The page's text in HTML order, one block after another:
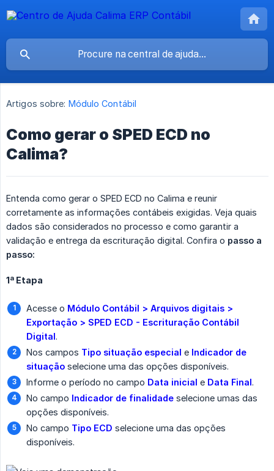
Artigos sobre: Módulo Contábil
Como gerar o SPED ECD no
Calima?
Entenda como gerar o SPED ECD no Calima e reunir
corretamente as informações contábeis exigidas. Veja quais
dados são considerados no processo e como garantir a
validação e entrega da escrituração digital. Confira o passo a
passo:
1ª Etapa
Acesse o Módulo Contábil > Arquivos digitais >
Exportação > SPED ECD - Escrituração Contábil
Digital.
Nos campos Tipo situação especial e Indicador de
situação selecione uma das opções disponíveis.
Informe o período no campo Data inicial e Data Final.
No campo Indicador de finalidade selecione umas das
opções disponíveis.
No campo Tipo ECD selecione uma das opções
disponíveis.